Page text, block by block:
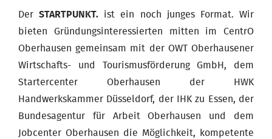
DerSTARTPUNKT. ist ein noch junges Format. Wir
bieten Gründungsinteressierten mitten im CentrO
Oberhausen gemeinsam mit der OWT Oberhausener
Wirtschafts- und Tourismusförderung GmbH, dem
Startercenter Oberhausen der HWK
Handwerkskammer Düsseldorf, der IHK zu Essen, der
Bundesagentur für Arbeit Oberhausen und dem
Jobcenter Oberhausen die Möglichkeit, kompetente